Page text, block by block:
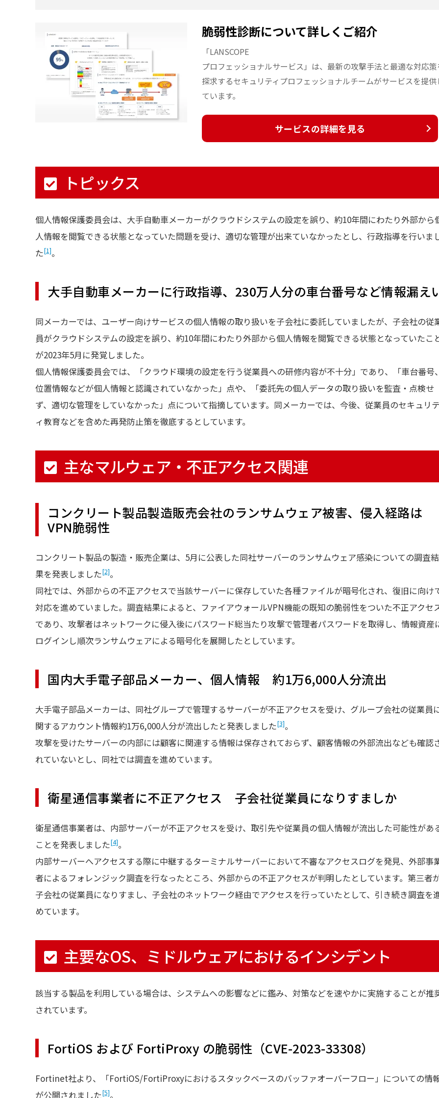
脆弱性診断について詳しくご紹介
「LANSCOPE
プロフェッショナルサービス」は、最新の攻撃手法と最適な対応策
探求するセキュリティプロフェッショナルチームがサービスを提供
ています。
サービスの詳細を見る
トピックス
個人情報保護委員会は、大手自動車メーカーがクラウドシステムの設定を誤り、約10年間にわたり外部から
人情報を閲覧できる状態となっていた問題を受け、適切な管理が出来ていなかったとし、行政指導を行いま
た[1]。
大手自動車メーカーに行政指導、230万人分の車台番号など情報漏え
同メーカーでは、ユーザー向けサービスの個人情報の取り扱いを子会社に委託していましたが、子会社の従
員がクラウドシステムの設定を誤り、約10年間にわたり外部から個人情報を閲覧できる状態となっていたこ
が2023年5月に発覚しました。
個人情報保護委員会では、「クラウド環境の設定を行う従業員への研修内容が不十分」であり、「車台番号、
位置情報などが個人情報と認識されていなかった」点や、「委託先の個人データの取り扱いを監査・点検せ
ず、適切な管理をしていなかった」点について指摘しています。同メーカーでは、今後、従業員のセキュリテ
ィ教育などを含めた再発防止策を徹底するとしています。
主なマルウェア・不正アクセス関連
コンクリート製品製造販売会社のランサムウェア被害、侵入経路は
VPN脆弱性
コンクリート製品の製造・販売企業は、5月に公表した同社サーバーのランサムウェア感染についての調査結
果を発表しました[2]。
同社では、外部からの不正アクセスで当該サーバーに保存していた各種ファイルが暗号化され、復旧に向け
対応を進めていました。調査結果によると、ファイアウォールVPN機能の既知の脆弱性をついた不正アクセ
であり、攻撃者はネットワークに侵入後にパスワード総当たり攻撃で管理者パスワードを取得し、情報資産
ログインし順次ランサムウェアによる暗号化を展開したとしています。
国内大手電子部品メーカー、個人情報 約1万6,000人分流出
大手電子部品メーカーは、同社グループで管理するサーバーが不正アクセスを受け、グループ会社の従業員
関するアカウント情報約1万6,000人分が流出したと発表しました[3]。
攻撃を受けたサーバーの内部には顧客に関連する情報は保存されておらず、顧客情報の外部流出なども確認
れていないとし、同社では調査を進めています。
衛星通信事業者に不正アクセス 子会社従業員になりすましか
衛星通信事業者は、内部サーバーが不正アクセスを受け、取引先や従業員の個人情報が流出した可能性があ
ことを発表しました[4]。
内部サーバーへアクセスする際に中継するターミナルサーバーにおいて不審なアクセスログを発見、外部事
者によるフォレンジック調査を行なったところ、外部からの不正アクセスが判明したとしています。第三者
子会社の従業員になりすまし、子会社のネットワーク経由でアクセスを行っていたとして、引き続き調査を
めています。
主要なOS、ミドルウェアにおけるインシデント
該当する製品を利用している場合は、システムへの影響などに鑑み、対策などを速やかに実施することが推
されています。
FortiOS および FortiProxy の脆弱性（CVE-2023-33308）
Fortinet社より、「FortiOS/FortiProxyにおけるスタックベースのバッファオーバーフロー」についての情
が公開されました[5]。